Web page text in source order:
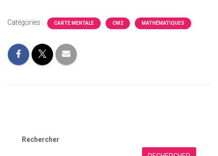
Catégories : CARTE MENTALE CM2 MATHÉMATIQUES
Rechercher